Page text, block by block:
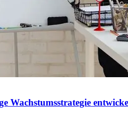
Wachstumsstrategie